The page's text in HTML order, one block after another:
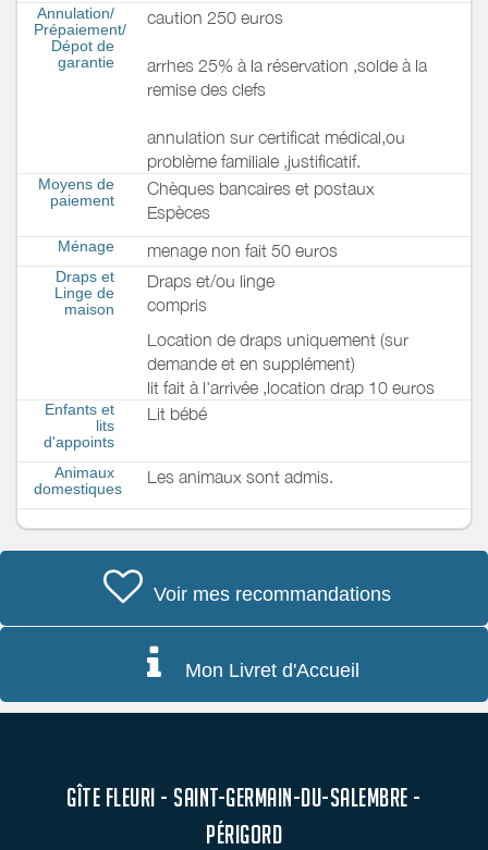
Annulation/
Prépaiement/
Dépot de
garantie
caution 250 euros
arrhes 25% à la réservation ,solde à la
remise des clefs
annulation sur certificat médical,ou
problème familiale ,justificatif.
Moyens de
paiement
Chèques bancaires et postaux
Espèces
Ménage menage non fait 50 euros
Draps et
Linge de
maison
Draps et/ou linge
compris
Location de draps uniquement (sur
demande et en supplément)
lit fait à l'arrivée ,location drap 10 euros
Enfants et
lits
d'appoints
Lit bébé
Animaux
domestiques
Les animaux sont admis.
Voir mes recommandations
Mon Livret d'Accueil
GÎTE FLEURI - SAINT-GERMAIN-DU-SALEMBRE -
PÉRIGORD